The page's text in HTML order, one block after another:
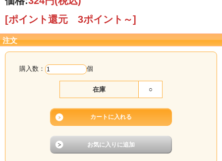
[ポイント還元 3ポイント～]
注文
購入数： 個
在庫 ○